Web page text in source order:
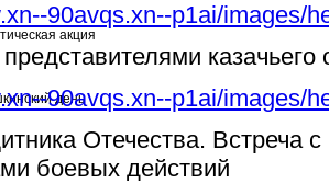
акция
день
90avqs.xn--p1ai/images/
представителями
90avqs.xn--p1ai/images/
Отечества. Встреча
боевых действий